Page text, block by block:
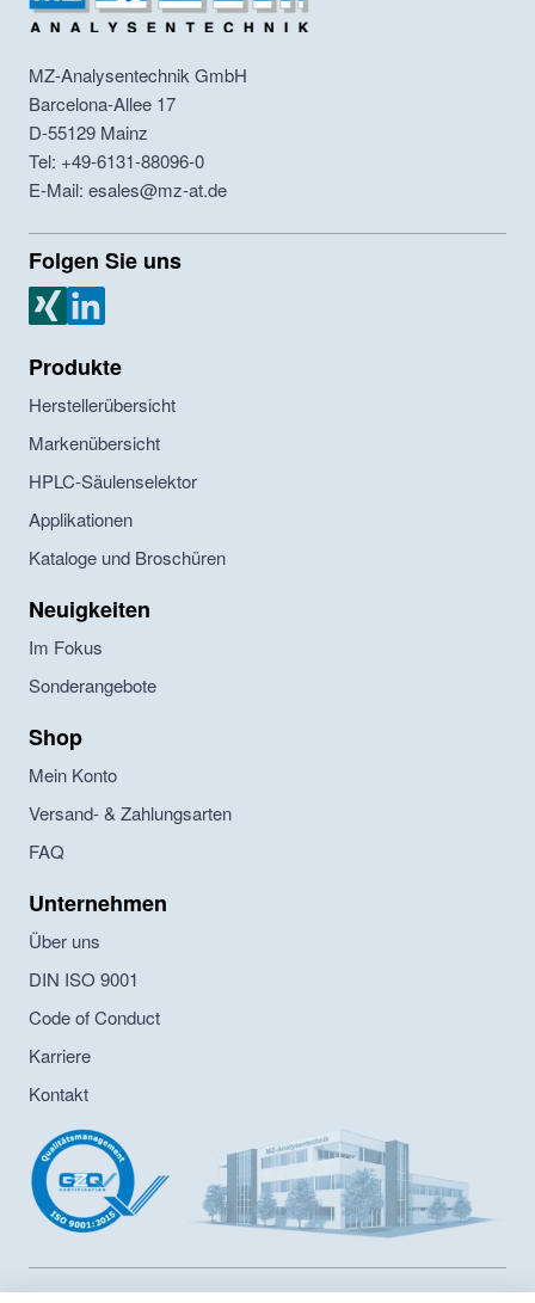
MZ-Analysentechnik GmbH
Barcelona-Allee 17
D-55129 Mainz
Tel: +49-6131-88096-0
E-Mail: esales@mz-at.de
Folgen Sie uns
MZ Analysentechnik Xing
MZ Analysentechnik LinkedIn
Produkte
Herstellerübersicht
Markenübersicht
HPLC-Säulenselektor
Applikationen
Kataloge und Broschüren
Neuigkeiten
Im Fokus
Sonderangebote
Shop
Mein Konto
Versand- & Zahlungsarten
FAQ
Unternehmen
Über uns
DIN ISO 9001
Code of Conduct
Karriere
Kontakt